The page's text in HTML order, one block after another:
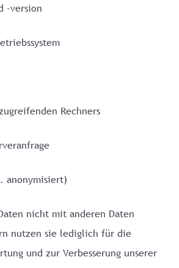
-version
Rechners
anonymisiert)
nicht mit anderen Daten
nutzen sie lediglich für die
und zur Verbesserung unserer